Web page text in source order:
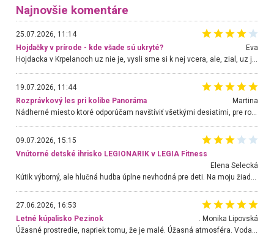
Najnovšie komentáre
25.07.2026, 11:14
Hojdačky v prírode - kde všade sú ukryté?
Eva
Hojdacka v Krpelanoch uz nie je, vysli sme si k nej vcera, ale, zial, uz je znicena. Ak sem planujete cestu len kvoli hojdacke, mozete si ju usetrit. Krasny vyhlad je tu vsak aj bez hojdacky :-)
19.07.2026, 11:44
Rozprávkový les pri kolibe Panoráma
Martina
Nádherné miesto ktoré odporúčam navštíviť všetkými desiatimi, pre rodiny s deťmi, dôchodcom... Proste a jednoducho ozaj rozprávkový les.. určite ešte prídeme. Odniesli sme si na pamiatku krásne tričká,
09.07.2026, 15:15
Vnútorné detské ihrisko LEGIONARIK v LEGIA Fitness
Elena Selecká
Kútik výborný, ale hlučná hudba úplne nevhodná pre deti. Na moju žiadosť o aspoň sušenie nereagovali.
27.06.2026, 16:53
Letné kúpalisko Pezinok
. Monika Lipovská